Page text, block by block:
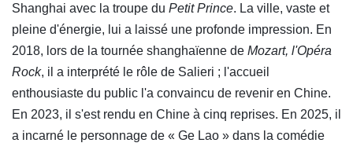
Shanghai avec la troupe du Petit Prince. La ville, vaste et
pleine d'énergie, lui a laissé une profonde impression. En
2018, lors de la tournée shanghaïenne de Mozart, l'Opéra
Rock, il a interprété le rôle de Salieri ; l'accueil
enthousiaste du public l'a convaincu de revenir en Chine.
En 2023, il s'est rendu en Chine à cinq reprises. En 2025, il
a incarné le personnage de « Ge Lao » dans la comédie